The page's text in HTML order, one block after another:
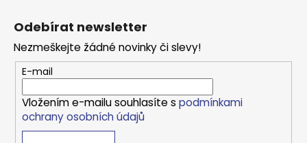
a
c
í
p
r
Odebírat newsletter
Nezmeškejte žádné novinky či slevy!
E-mail
Vložením e-mailu souhlasíte s podmínkami
ochrany osobních údajů